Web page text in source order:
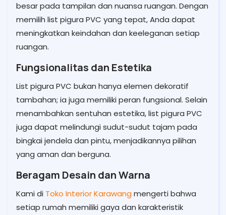
besar pada tampilan dan nuansa ruangan. Dengan
memilih list pigura PVC yang tepat, Anda dapat
meningkatkan keindahan dan keeleganan setiap
ruangan.
Fungsionalitas dan Estetika
List pigura PVC bukan hanya elemen dekoratif
tambahan; ia juga memiliki peran fungsional. Selain
menambahkan sentuhan estetika, list pigura PVC
juga dapat melindungi sudut-sudut tajam pada
bingkai jendela dan pintu, menjadikannya pilihan
yang aman dan berguna.
Beragam Desain dan Warna
Kami di Toko Interior Karawangmengerti bahwa
setiap rumah memiliki gaya dan karakteristik